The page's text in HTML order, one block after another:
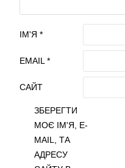
ІМ'Я *
EMAIL *
САЙТ
ЗБЕРЕГТИ
МОЄ ІМ'Я, E-
MAIL, ТА
АДРЕСУ